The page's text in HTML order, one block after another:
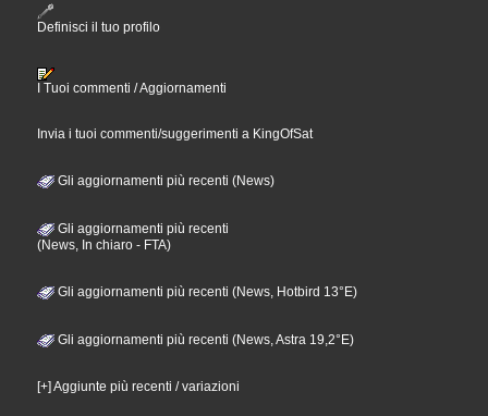
Definisci il tuo profilo
I Tuoi commenti / Aggiornamenti
Invia i tuoi commenti/suggerimenti a KingOfSat
Gli aggiornamenti più recenti (News)
Gli aggiornamenti più recenti
(News, In chiaro - FTA)
Gli aggiornamenti più recenti (News, Hotbird 13°E)
Gli aggiornamenti più recenti (News, Astra 19,2°E)
[+] Aggiunte più recenti / variazioni